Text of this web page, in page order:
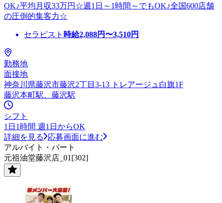
OK♪平均月収33万円☆週1日～1時間～でもOK♪全国600店舗
の圧倒的集客力☆
セラピスト 時給2,088円〜3,510円
勤務地
面接地
神奈川県藤沢市藤沢2丁目3-13 トレアージュ白旗1F
藤沢本町駅、藤沢駅
シフト
1日1時間 週1日からOK
詳細を見る
応募画面に進む
アルバイト・パート
元祖油堂藤沢店_01[302]